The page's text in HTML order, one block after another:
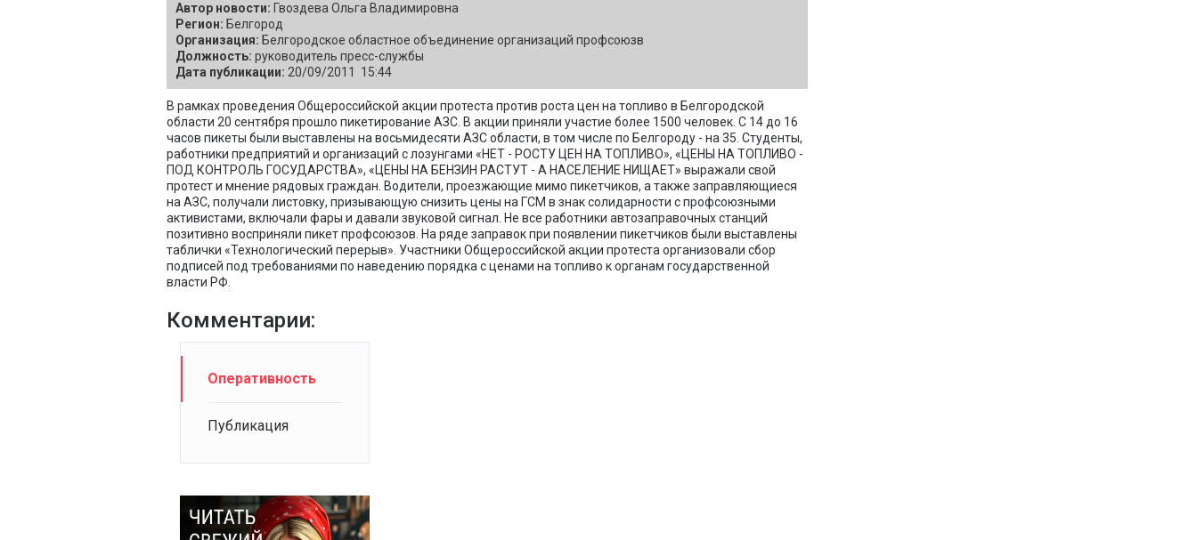
Автор новости: Гвоздева Ольга Владимировна
Регион: Белгород
Организация: Белгородское областное объединение организаций профсоюзв
Должность: руководитель пресс-службы
Дата публикации: 20/09/2011 15:44
В рамках проведения Общероссийской акции протеста против роста цен на топливо в Белгородской
области 20 сентября прошло пикетирование АЗС. В акции приняли участие более 1500 человек. С 14 до 16
часов пикеты были выставлены на восьмидесяти АЗС области, в том числе по Белгороду - на 35. Студенты,
работники предприятий и организаций с лозунгами «НЕТ - РОСТУ ЦЕН НА ТОПЛИВО», «ЦЕНЫ НА ТОПЛИВО -
ПОД КОНТРОЛЬ ГОСУДАРСТВА», «ЦЕНЫ НА БЕНЗИН РАСТУТ - А НАСЕЛЕНИЕ НИЩАЕТ» выражали свой
протест и мнение рядовых граждан. Водители, проезжающие мимо пикетчиков, а также заправляющиеся
на АЗС, получали листовку, призывающую снизить цены на ГСМ в знак солидарности с профсоюзными
активистами, включали фары и давали звуковой сигнал. Не все работники автозаправочных станций
позитивно восприняли пикет профсоюзов. На ряде заправок при появлении пикетчиков были выставлены
таблички «Технологический перерыв». Участники Общероссийской акции протеста организовали сбор
подписей под требованиями по наведению порядка с ценами натопливо к органам государственной
власти РФ.
Комментарии:
Оперативность
Публикация